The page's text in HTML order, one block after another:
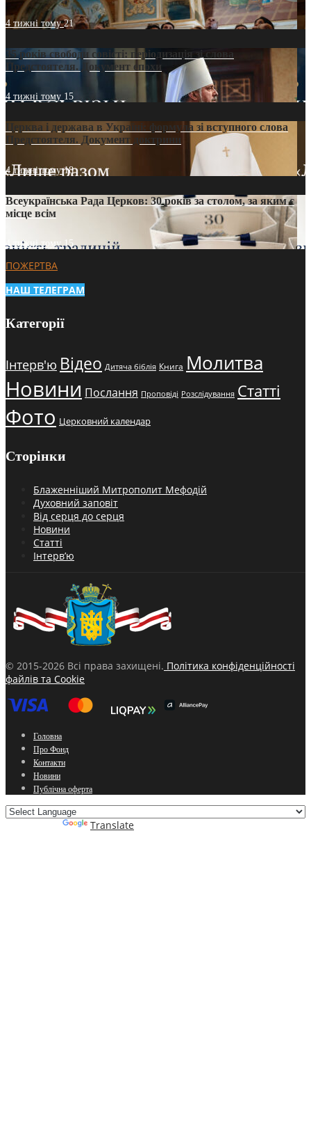
4 тижні тому21
35 років свободи совісті: періодизація зі слова
Предстоятеля. Документ епохи
4 тижні тому 15
Церква і держава в Україні: формула зі вступного слова
Предстоятеля. Документ доктрини
4 тижні тому18
Всеукраїнська Рада Церков: 30 років за столом, за яким є
місце всім
4 тижні тому15
ПОЖЕРТВА
НАШ ТЕЛЕГРАМ
Категорії
Інтерв'ю Відео Дитяча біблія Книга Молитва
Новини Послання Проповіді Розслідування Статті
Фото Церковний календар
Сторінки
Блаженніший Митрополит Мефодій
Духовний заповіт
Від серця до серця
Новини
Статті
Інтерв’ю
© 2015-2026 Всі права захищені. Політика конфіденційності
файлів та Cookie
Головна
Про Фонд
Контакти
Новини
Публічна оферта
Translate